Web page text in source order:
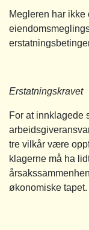
Megleren har
Erstatningskravet
For at innklagede
tre vilkår være
klagerne må ha
økonomiske tapet.